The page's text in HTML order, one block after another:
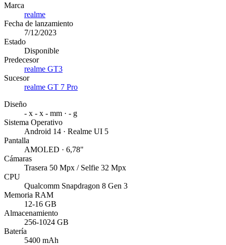
Marca
realme
Fecha de lanzamiento
7/12/2023
Estado
Disponible
Predecesor
realme GT3
Sucesor
realme GT 7 Pro
Diseño
- x - x - mm · - g
Sistema Operativo
Android 14 · Realme UI 5
Pantalla
AMOLED · 6,78"
Cámaras
Trasera 50 Mpx / Selfie 32 Mpx
CPU
Qualcomm Snapdragon 8 Gen 3
Memoria RAM
12-16 GB
Almacenamiento
256-1024 GB
Batería
5400 mAh